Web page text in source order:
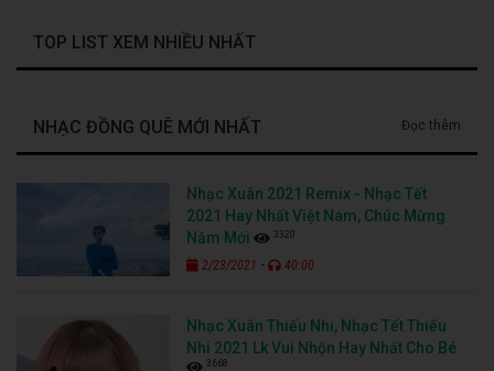
TOP LIST XEM NHIỀU NHẤT
NHẠC ĐỒNG QUÊ MỚI NHẤT Đọc thêm
Nhạc Xuân 2021 Remix - Nhạc Tết
2021 Hay Nhất Việt Nam, Chúc Mừng
Năm Mới
3320
2/23/2021 - 40:00
Nhạc Xuân Thiếu Nhi, Nhạc Tết Thiếu
Nhi 2021 Lk Vui Nhộn Hay Nhất Cho Bé
3668